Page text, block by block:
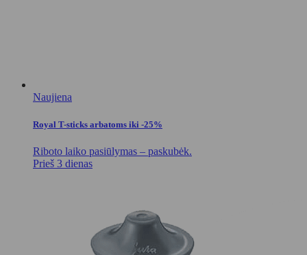
Naujiena
Royal T-sticks arbatoms iki -25%
Riboto laiko pasiūlymas – paskubėk.
Prieš 3 dienas